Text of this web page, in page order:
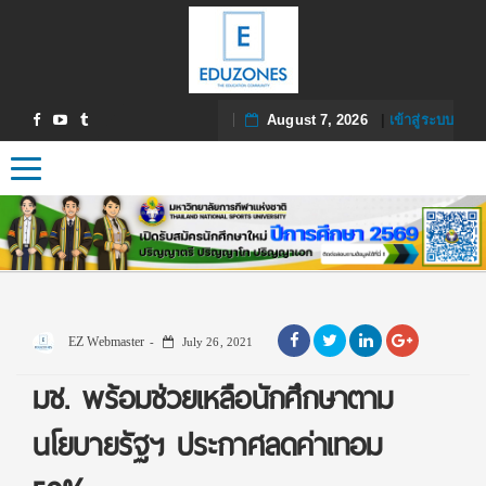
August 7, 2026| เข้าสู่ระบบ
Toggle navigation
EZ Webmaster July 26, 2021
มช. พร้อมช่วยเหลือนักศึกษาตาม
นโยบายรัฐฯ ประกาศลดค่าเทอม